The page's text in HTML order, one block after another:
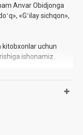
Anvar Obidjonga
«Gʻilay sichqon»,
kitobxonlar uchun
ishonamiz.